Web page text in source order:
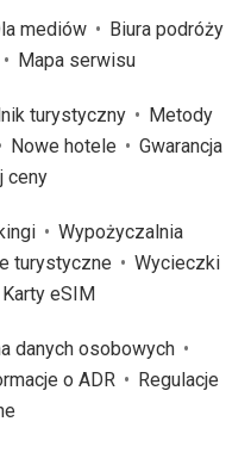
mediów
Biura podróży
Mapa serwisu
turystyczny
Metody
Nowe hotele
Gwarancja
ceny
Wypożyczalnia
turystyczne
Wycieczki
Karty eSIM
danych osobowych
o ADR
Regulacje